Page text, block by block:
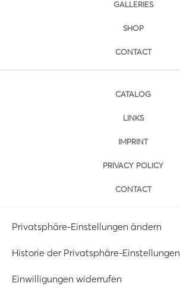
GALLERIES
SHOP
CONTACT
CATALOG
LINKS
IMPRINT
PRIVACY POLICY
CONTACT
Privatsphäre-Einstellungen ändern
Historie der Privatsphäre-Einstellungen
Einwilligungen widerrufen